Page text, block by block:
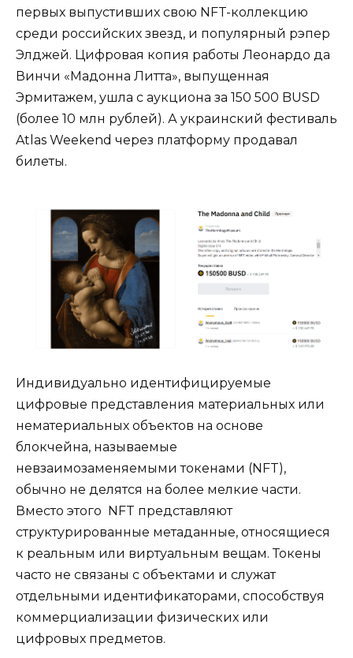
первых выпустивших свою NFT-коллекцию
среди российских звезд, и популярный рэпер
Элджей. Цифровая копия работы Леонардо да
Винчи «Мадонна Литта», выпущенная
Эрмитажем, ушла с аукциона за 150 500 BUSD
(более 10 млн рублей). А украинский фестиваль
Atlas Weekend через платформу продавал
билеты.
Индивидуально идентифицируемые
цифровые представления материальных или
нематериальных объектов на основе
блокчейна, называемые
невзаимозаменяемыми токенами (NFT),
обычно не делятся на более мелкие части.
Вместо этого NFT представляют
структурированные метаданные, относящиеся
к реальным или виртуальным вещам. Токены
часто не связаны с объектами и служат
отдельными идентификаторами, способствуя
коммерциализации физических или
цифровых предметов.